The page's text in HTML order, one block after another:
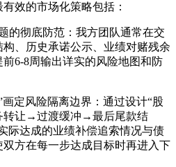
效的市场化策略包括：
的彻底防范：我方团队通常在交
、历史承诺公示、业绩对赌残余
6-8周输出详实的风险地图和防
定风险隔离边界：通过设计“股
让→过渡缓冲→最后尾款结
际达成的业绩补偿追索情况与债
方在每一步达成目标时再进入下